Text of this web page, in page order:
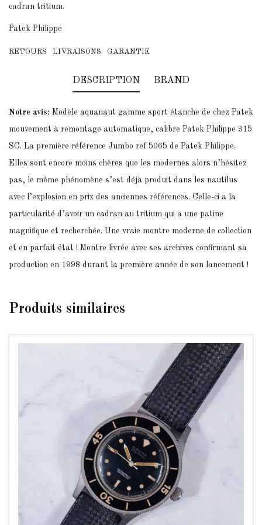
cadran tritium.
Patek Philippe
RETOURS LIVRAISONS GARANTIE
DESCRIPTION BRAND
Notre avis: Modèle aquanaut gamme sport étanche de chez Patek
mouvement à remontage automatique, calibre Patek Philippe 315
SC. La première référence Jumbo ref 5065 de Patek Philippe.
Elles sont encore moins chères que les modernes alors n’hésitez
pas, le même phénomène s’est déjà produit dans les nautilus
avec l’explosion en prix des anciennes références. Celle-ci a la
particularité d’avoir un cadran au tritium qui a une patine
magnifique et recherchée. Une vraie montre moderne de collection
et en parfait état ! Montre livrée avec ses archives confirmant sa
production en 1998 durant la première année de son lancement !
Produits similaires